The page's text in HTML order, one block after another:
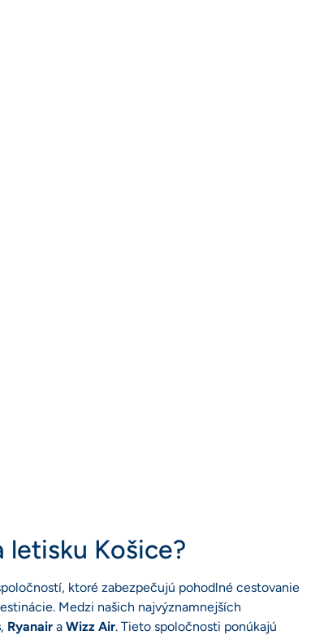
letisku Košice?
ktoré zabezpečujú pohodlné cestovanie
Medzi našich najvýznamnejších
, Ryanair a Wizz Air. Tieto spoločnosti ponúkajú